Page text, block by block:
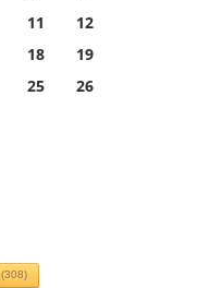
11
12
18
19
25
26
(308)